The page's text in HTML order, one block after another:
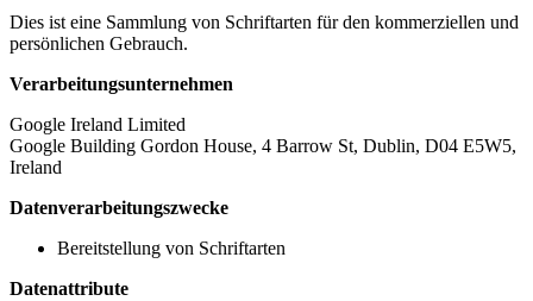
Dies ist eine Sammlung von Schriftarten für den kommerziellen und
persönlichen Gebrauch.
Verarbeitungsunternehmen
Google Ireland Limited
Google Building Gordon House, 4 Barrow St, Dublin, D04 E5W5,
Ireland
Datenverarbeitungszwecke
Bereitstellung von Schriftarten
Datenattribute